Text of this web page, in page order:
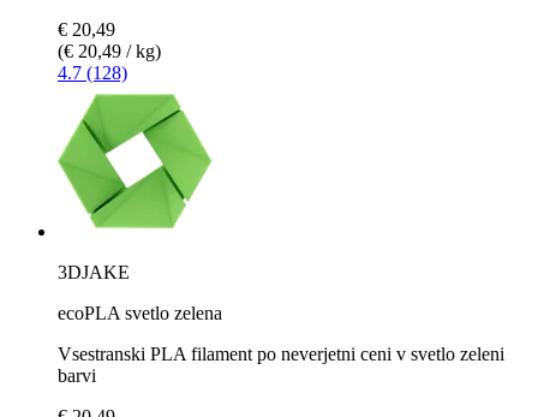
€ 20,49
(€ 20,49 / kg)
4.7 (128)
3DJAKE
ecoPLA svetlo zelena
Vsestranski PLA filament po neverjetni ceni v svetlo zeleni
barvi